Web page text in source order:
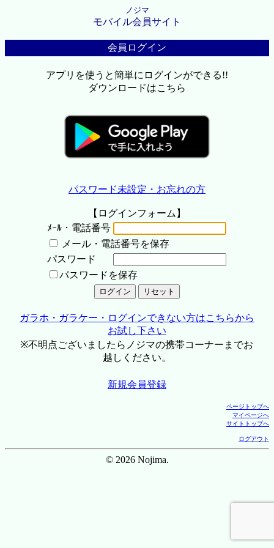
ノジマ
モバイル会員サイト
会員ログイン
アプリを使うと簡単にログインができる!!
ダウンロードはこちら
パスワード未設定・お忘れの方
【ログインフォーム】
ﾒｰﾙ・電話番号
メール・電話番号を保存
パスワード
パスワードを保存
ガラホ・ガラケー・ログインできない方はこちらから
お試し下さい
※不明点ございましたらノジマの携帯コーナーまでお
越しください。
新規会員登録
ページトップへ
マイページへ
サイトトップへ
ログアウト
© 2026 Nojima.